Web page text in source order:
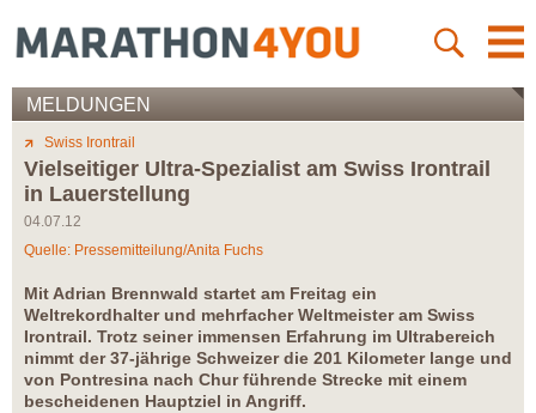
MELDUNGEN
Swiss Irontrail
Vielseitiger Ultra-Spezialist am Swiss Irontrail
in Lauerstellung
04.07.12
Quelle: Pressemitteilung/Anita Fuchs
Mit Adrian Brennwald startet am Freitag ein
Weltrekordhalter und mehrfacher Weltmeister am Swiss
Irontrail. Trotz seiner immensen Erfahrung im Ultrabereich
nimmt der 37-jährige Schweizer die 201 Kilometer lange und
von Pontresina nach Chur führende Strecke mit einem
bescheidenen Hauptziel in Angriff.